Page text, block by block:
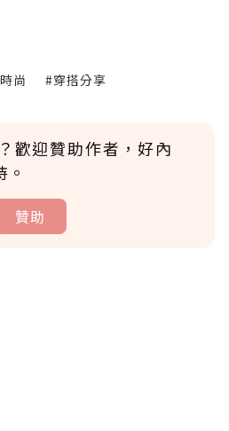
尚 #穿搭分享
歡迎贊助作者，好內
贊助